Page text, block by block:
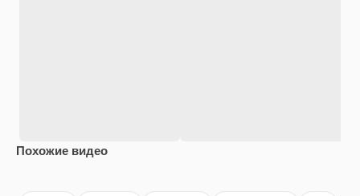
Похожие видео